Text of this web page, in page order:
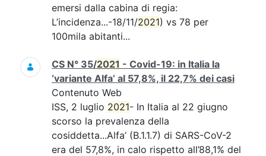
emersi dalla cabina di regia:
L’incidenza...-18/11/2021) vs 78 per
100mila abitanti...
CS N° 35/2021 - Covid-19: in Italia la
‘variante Alfa’ al 57,8%, il 22,7% dei casi
Contenuto Web
ISS, 2 luglio 2021- In Italia al 22 giugno
scorso la prevalenza della
cosiddetta...Alfa’ (B.1.1.7) di SARS-CoV-2
era del 57,8%, in calo rispetto all’88,1% del